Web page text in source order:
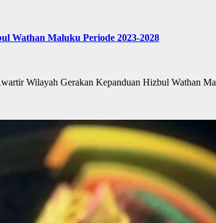
Wathan Maluku Periode 2023-2028
Wilayah Gerakan Kepanduan Hizbul Wathan